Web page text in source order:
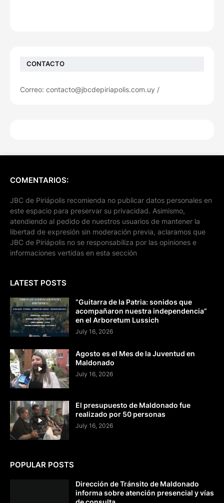
CONTACTO
Correo: contacto@jbcdepiriapolis.com.uy /
COMENTARIOS:
JBC de Piriápolis recomienda no publicar datos personales en
este espacio para preservar su privacidad. Asimismo,
atendiendo al pedido de nuestros usuarios de mantener la
libertad de expresión sin moderación previa, aclaramos que
JBC de Piriápolis no se responsabiliza por las opiniones e
informaciones vertidas en esta sección
LATEST POSTS
“Guitarra de la Patria: sonidos que
acompañaron nuestra independencia”
en el Arboretum Lussich
July 16, 2026
Agosto es el Mes de la Juventud en
Maldonado
July 16, 2026
El presupuesto de Maldonado fue
realizado por 50 personas
July 16, 2026
POPULAR POSTS
Dirección de Tránsito de Maldonado
informa sobre atención presencial y vías